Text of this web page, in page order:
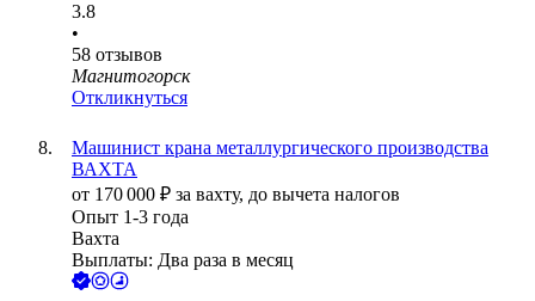
3.8
•
58 отзывов
Магнитогорск
Откликнуться
Машинист крана металлургического производства
ВАХТА
от 170 000 ₽ за вахту, до вычета налогов
Опыт 1-3 года
Вахта
Выплаты: Два раза в месяц